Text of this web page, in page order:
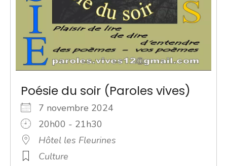
Poésie du soir (Paroles vives)
7 novembre 2024
20h00 - 21h30
Hôtel les Fleurines
Culture